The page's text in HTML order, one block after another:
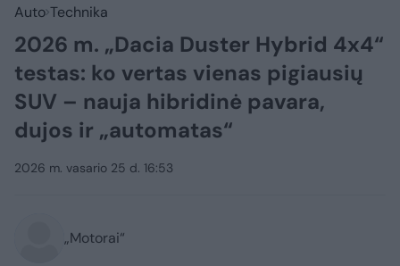
Auto Technika
2026 m. „Dacia Duster Hybrid 4x4“
testas: ko vertas vienas pigiausių
SUV – nauja hibridinė pavara,
dujos ir „automatas“
2026 m. vasario 25 d. 16:53
„Motorai“